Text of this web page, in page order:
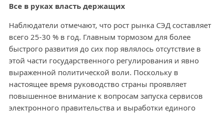
Все в руках власть держащих
Наблюдатели отмечают, что рост рынка СЭД составляет
всего 25-30 % в год. Главным тормозом для более
быстрого развития до сих пор являлось отсутствие в
этой части государственного регулирования и явно
выраженной политической воли. Поскольку в
настоящее время руководство страны проявляет
повышенное внимание к вопросам запуска сервисов
электронного правительства и выработки единого